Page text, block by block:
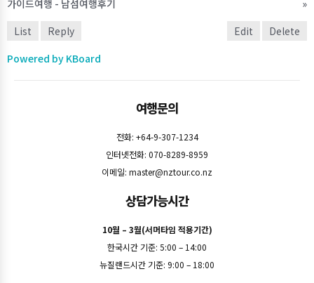
가이드여행 - 남섬여행후기
»
List
Reply Edit
Delete
Powered by KBoard
여행문의
전화: +64-9-307-1234
인터넷전화: 070-8289-8959
이메일: master@nztour.co.nz
상담가능시간
10월 – 3월(서머타임 적용기간)
한국시간 기준: 5:00 – 14:00
뉴질랜드시간 기준: 9:00 – 18:00